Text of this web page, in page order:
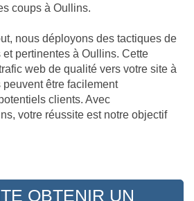
coups à Oullins.
nous déployons des tactiques de
et pertinentes à Oullins. Cette
web de qualité vers votre site à
être facilement
clients. Avec
votre réussite est notre objectif
OBTENIR UN